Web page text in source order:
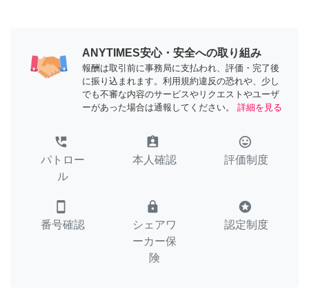
ANYTIMES安心・安全への取り組み
報酬は取引前に事務局に支払われ、評価・完了後
に振り込まれます。利用規約違反の恐れや、少し
でも不審な内容のサービスやリクエストやユーザ
ーがあった場合は通報してください。
詳細を見る
perm_phone_msg
パトロー
ル
assignment_ind
本人確認
tag_faces
評価制度
smartphone
番号確認
lock
シェアワ
ーカー保
険
stars
認定制度